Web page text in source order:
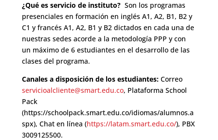
¿Qué es servicio de instituto? Son los programas
presenciales en formación en inglés A1, A2, B1, B2 y
C1 y francés A1, A2, B1 y B2 dictados en cada una de
nuestras sedes acorde a la metodología PPP y con
un máximo de 6 estudiantes en el desarrollo de las
clases del programa.
Canales a disposición de los estudiantes:Correo
servicioalcliente@smart.edu.co, Plataforma School
Pack
(https://schoolpack.smart.edu.co/idiomas/alumnos.a
spx), Chat en línea (https://latam.smart.edu.co/), PBX
3009125500.